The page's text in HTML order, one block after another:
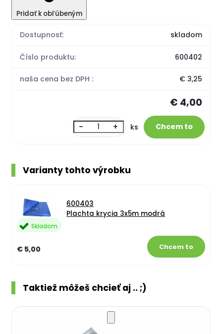
Pridať k obľúbeným
Dostupnosť: skladom
Číslo produktu: 600402
naša cena bez DPH : € 3,25
€ 4,00
- + ks
Varianty tohto výrobku
600403
Plachta krycia 3x5m modrá
Skladom
€ 5,00
Taktiež môžeš chcieť aj .. ;)